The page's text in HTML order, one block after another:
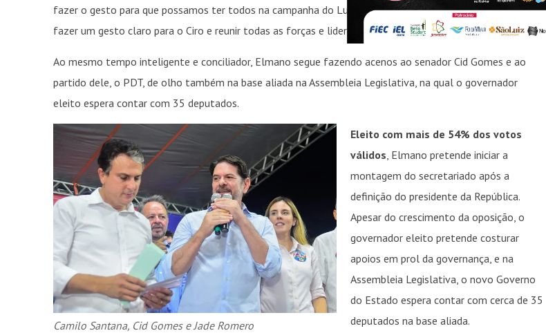
fazer o gesto para que possamos ter todos na campanha do Lula”. Ontem ele repetiu que “O PT precisa
fazer um gesto claro para o Ciro e reunir todas as forças e lideranças pela democracia brasileira.
Ao mesmo tempo inteligente e conciliador, Elmano segue fazendo acenos ao senador Cid Gomes e ao
partido dele, o PDT, de olho também na base aliada na Assembleia Legislativa, na qual o governador
eleito espera contar com 35 deputados.
Camilo Santana, Cid Gomes e Jade Romero
Eleito com mais de 54% dos votos
válidos, Elmano pretende iniciar a
montagem do secretariado após a
definição do presidente da República.
Apesar do crescimento da oposição, o
governador eleito pretende costurar
apoios em prol da governança, e na
Assembleia Legislativa, o novo Governo
do Estado espera contar com cerca de 35
deputados na base aliada.